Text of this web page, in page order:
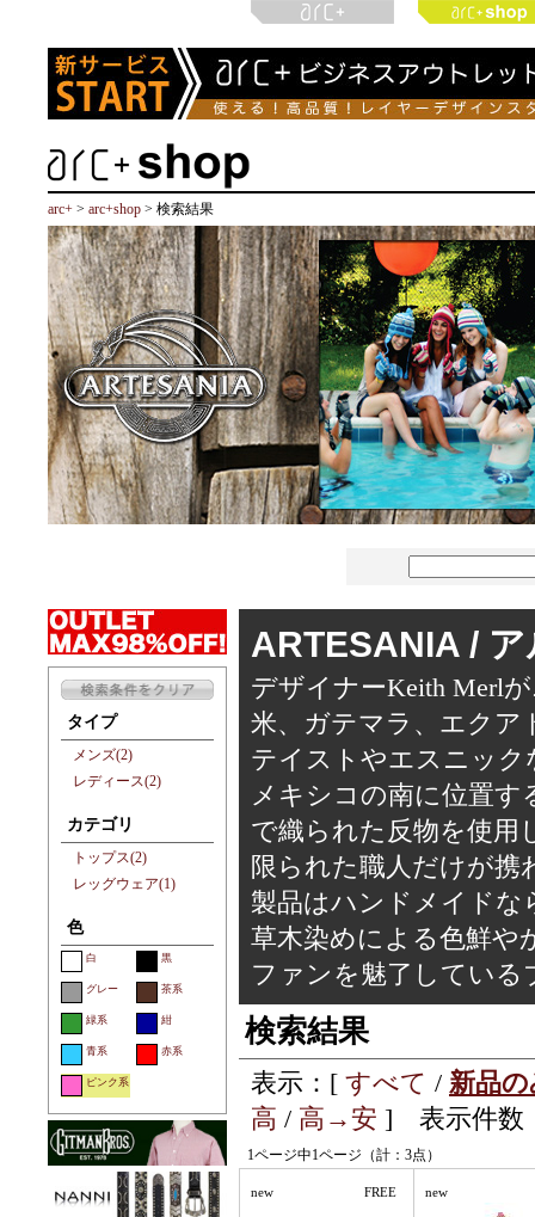
arc+ > arc+shop > 検索結果
タイプ
メンズ(2)
レディース(2)
カテゴリ
トップス(2)
レッグウェア(1)
色
白 黒
グレー 茶系
緑系 紺
青系 赤系
ピンク系
ARTESANIA /
デザイナーKeith Merl
米、ガテマラ、エクア
テイストやエスニック
メキシコの南に位置す
で織られた反物を使用
限られた職人だけが携
製品はハンドメイドな
草木染めによる色鮮や
ファンを魅了している
検索結果
表示：[ すべて / 新品
高 / 高→安 ] 表示件数
1ページ中1ページ（計：3点）
new FREE new